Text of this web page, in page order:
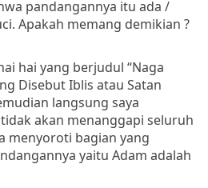
pandangannya itu ada /
Apakah memang demikian ?
hai yang berjudul “Naga
Disebut Iblis atau Satan
langsung saya
akan menanggapi seluruh
menyoroti bagian yang
yaitu Adam adalah